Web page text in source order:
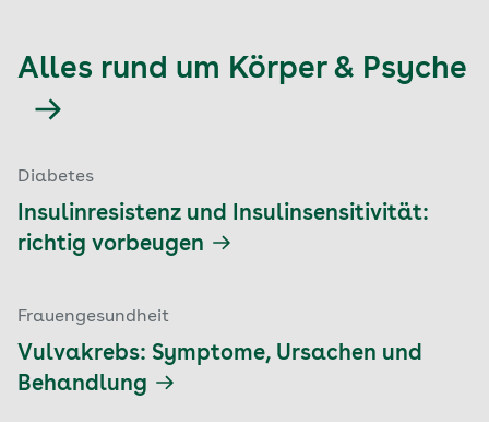
Alles rund um Körper & Psyche
Diabetes
Insulinresistenz und Insulinsensitivität:
richtig vorbeugen
Frauengesundheit
Vulvakrebs: Symptome, Ursachen und
Behandlung